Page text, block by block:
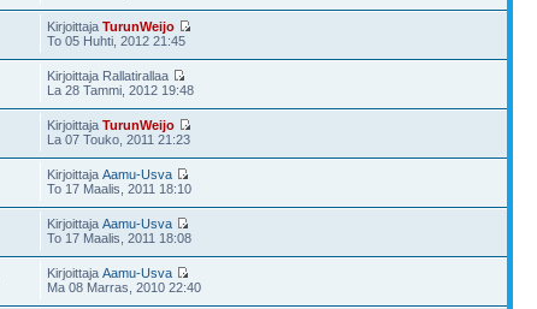
KirjoittajaTurunWeijo
To 05 Huhti, 2012 21:45
Kirjoittaja Rallatirallaa
La 28 Tammi, 2012 19:48
KirjoittajaTurunWeijo
La 07 Touko, 2011 21:23
KirjoittajaAamu-Usva
To 17 Maalis, 2011 18:10
KirjoittajaAamu-Usva
To 17 Maalis, 2011 18:08
KirjoittajaAamu-Usva
Ma 08 Marras, 2010 22:40